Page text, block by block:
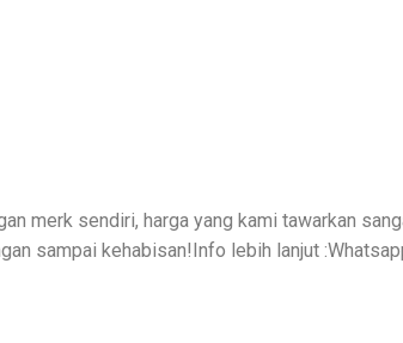
merk sendiri, harga yang kami tawarkan
sampai kehabisan!Info lebih lanjut